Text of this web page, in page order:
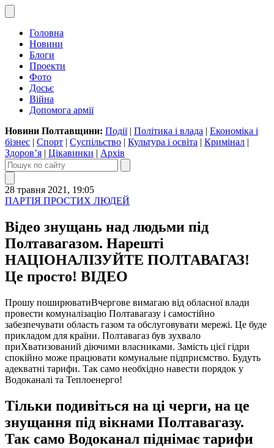
Головна
Новини
Блоги
Проекти
Фото
Досьє
Війна
Допомога армії
Новини Полтавщини: Події| Політика і влада | Економіка і
бізнес | Спорт | Суспільство | Культура і освіта | Кримінал |
Здоров’я | Цікавинки | Архів
28 травня 2021, 19:05
ПАРТІЯ ПРОСТИХ ЛЮДЕЙ
Відео знущань над людьми під
Полтавагазом. Нарешті
НАЦІОНАЛІЗУЙТЕ ПОЛТАВАГАЗ!
Це просто! ВІДЕО
Прошу поширюватиВчергове вимагаю від обласної влади
провести комуналізацію Полтавагазу і самостійно
забезпечувати область газом та обслуговувати мережі. Це буде
прикладом для країни. Полтавагаз був зухвало
приХватизований діючими власниками. Замість цієї гідри
спокійно може працювати комунальне підприємство. Будуть
адекватні тарифи. Так само необхідно навести порядок у
Водоканалі та Теплоенерго!
Тільки подивіться на ці черги, на це
знущання під вікнами Полтавагазу.
Так само Водоканал піднімає тарифи